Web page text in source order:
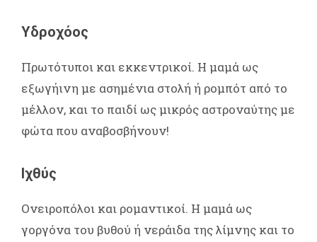
Υδροχόος
Πρωτότυποι και εκκεντρικοί. Η μαμά ως
εξωγήινη με ασημένια στολή ή ρομπότ από το
μέλλον, και το παιδί ως μικρός αστροναύτης με
φώτα που αναβοσβήνουν!
Ιχθύς
Ονειροπόλοι και ρομαντικοί. Η μαμά ως
γοργόνα του βυθού ή νεράιδα της λίμνης και το